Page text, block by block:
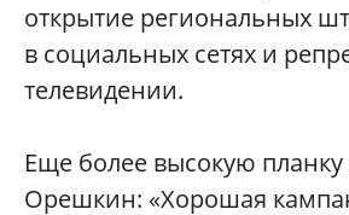
открытие региональных
в социальных сетях и
телевидении.
Еще более высокую планку
Орешкин: «Хорошая